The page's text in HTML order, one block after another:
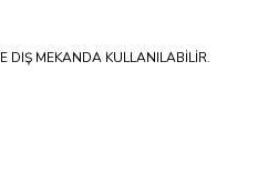
DIŞ MEKANDA KULLANILABİLİR.